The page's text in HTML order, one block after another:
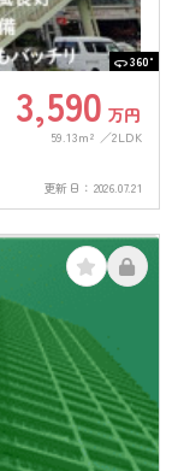
360°
3,590 万円
59.13m² 2LDK
更新日： 2026.07.21